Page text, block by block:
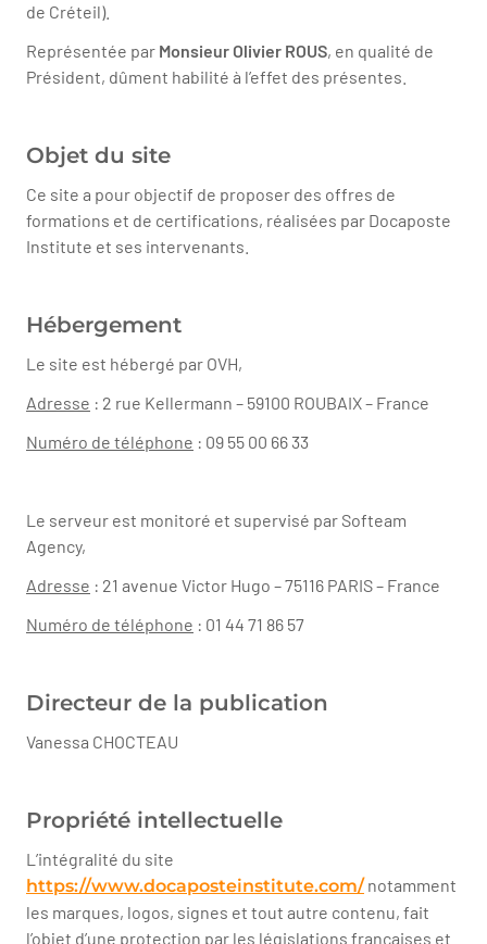
de Créteil).
Représentée par Monsieur Olivier ROUS, en qualité de
Président, dûment habilité à l’effet des présentes.
Objet du site
Ce site a pour objectif de proposer des offres de
formations et de certifications, réalisées par Docaposte
Institute et ses intervenants.
Hébergement
Le site est hébergé par OVH,
Adresse : 2 rue Kellermann – 59100 ROUBAIX – France
Numéro de téléphone : 09 55 00 66 33
Le serveur est monitoré et supervisé par Softeam
Agency,
Adresse : 21 avenue Victor Hugo – 75116 PARIS – France
Numéro de téléphone : 01 44 71 86 57
Directeur de la publication
Vanessa CHOCTEAU
Propriété intellectuelle
L’intégralité du site
https://www.docaposteinstitute.com/notamment
les marques, logos, signes et tout autre contenu, fait
l’objet d’une protection par les législations françaises et